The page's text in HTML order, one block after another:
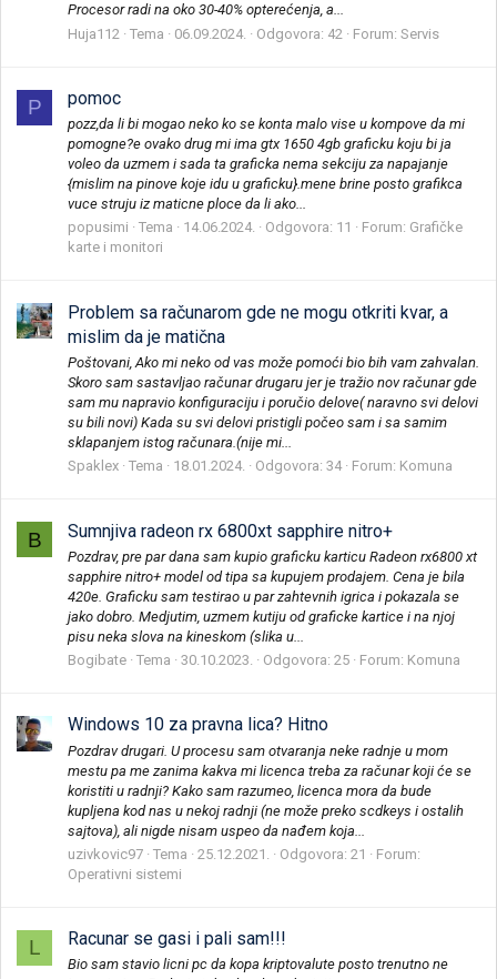
Procesor radi na oko 30-40% opterećenja, a...
Huja112
Tema 06.09.2024. Odgovora: 42 Forum: Servis
P pomoc
pozz,da li bi mogao neko ko se konta malo vise u kompove da mi
pomogne?e ovako drug mi ima gtx 1650 4gb graficku koju bi ja
voleo da uzmem i sada ta graficka nema sekciju za napajanje
{mislim na pinove koje idu u graficku}.mene brine posto grafikca
vuce struju iz maticne ploce da li ako...
popusimi
Tema 14.06.2024. Odgovora: 11 Forum: Grafičke
karte i monitori
Problem sa računarom gde ne mogu otkriti kvar, a
mislim da je matična
Poštovani, Ako mi neko od vas može pomoći bio bih vam zahvalan.
Skoro sam sastavljao računar drugaru jer je tražio nov računar gde
sam mu napravio konfiguraciju i poručio delove( naravno svi delovi
su bili novi) Kada su svi delovi pristigli počeo sam i sa samim
sklapanjem istog računara.(nije mi...
Spaklex Tema 18.01.2024. Odgovora: 34 Forum: Komuna
B Sumnjiva radeon rx 6800xt sapphire nitro+
Pozdrav, pre par dana sam kupio graficku karticu Radeon rx6800 xt
sapphire nitro+ model od tipa sa kupujem prodajem. Cena je bila
420e. Graficku sam testirao u par zahtevnih igrica i pokazala se
jako dobro. Medjutim, uzmem kutiju od graficke kartice i na njoj
pisu neka slova na kineskom (slika u...
Bogibate Tema 30.10.2023. Odgovora: 25 Forum: Komuna
Windows 10 za pravna lica? Hitno
Pozdrav drugari. U procesu sam otvaranja neke radnje u mom
mestu pa me zanima kakva mi licenca treba za računar koji će se
koristiti u radnji? Kako sam razumeo, licenca mora da bude
kupljena kod nas u nekoj radnji (ne može preko scdkeys i ostalih
sajtova), ali nigde nisam uspeo da nađem koja...
uzivkovic97 Tema 25.12.2021. Odgovora: 21
Forum:
Operativni sistemi
L Racunar se gasi i pali sam!!!
Bio sam stavio licni pc da kopa kriptovalute posto trenutno ne